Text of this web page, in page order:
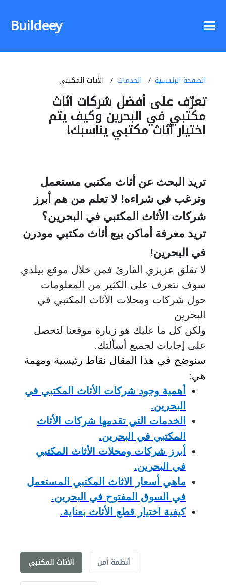
Buildeey
الصفحة الرئيسية الخدمات الأثاث المكتبي
تعرّف على أفضل شركات اثاث
مكتبي في البحرين وكيف يتم
اختيار أثاث مكتبي يناسبك!
تريد البحث عن أثاث مكتبي مستعمل
وترغب في شراءه! لا تعلم من هم أبرز
شركات الأثاث المكتبي في البحرين؟
تريد معرفة أماكن بيع أثاث مكتبي مودرن
في البحرين!
لا تقلق عزيزي القارئ فمن خلال موقع بيلدي
سوف نتعرف على الكثير من المعلومات
حول شركات ومحلات الأثاث المكتبي في
البحرين
ولكن كل ما عليك هو زيارة موقعنا لتحصل
على إجابات لجميع أسألتك.
سنوضح في هذا المقال نقاط رئيسية ومهمة
هي:
أهمية وجود شركات الأثاث المكتبي في
البحرين.
الخدمات التي تقدمها شركات الأثاث
المكتبي في البحرين.
أبرز شركات ومحلات الأثاث المكتبي
في البحرين.
ماهي أسعار الاثاث المكتبي المستعمل
في السوق المفتوح في البحرين.
كيفية اختيار قطع الأثاث بعناية.
الأثاث المكتبي أنظمة أمن